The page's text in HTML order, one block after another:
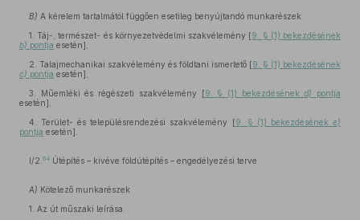
B) A kérelem tartalmától függően esetileg benyújtandó munkarészek
1. Táj-, természet- és környezetvédelmi szakvélemény [9. § (1) bekezdésének
b) pontja esetén],
2. Talajmechanikai szakvélemény és földtani ismertető [9. § (1) bekezdésének
c) pontja esetén],
3. Műemléki és régészeti szakvélemény [9. § (1) bekezdésénekd)
pontja
esetén],
4. Terület- és településrendezési szakvélemény [9. § (1) bekezdéséneke)
pontja esetén].
I/2. 64 Útépítés – kivéve földútépítés – engedélyezési terve
A) Kötelező munkarészek
1. Az út műszaki leírása.